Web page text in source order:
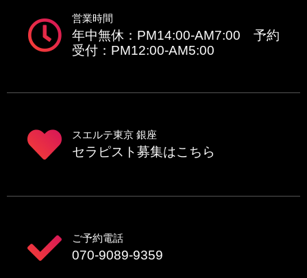
営業時間
年中無休：PM14:00-AM7:00 予約
受付：PM12:00-AM5:00
スエルテ東京 銀座
セラピスト募集はこちら
ご予約電話
070-9089-9359